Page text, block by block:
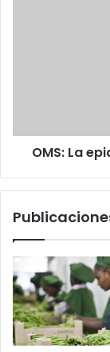
OMS: La